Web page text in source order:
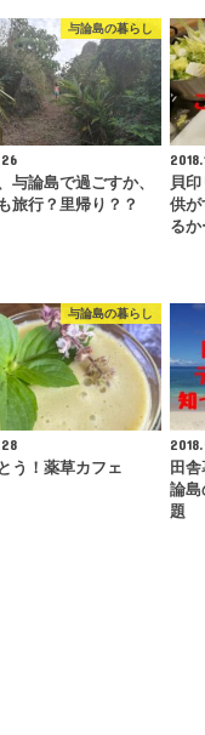
与論島の暮らし
与論島で過ごすか、
旅行？里帰り？？
貝
供が
る
与論島の暮らし
う！薬草カフェ
田
論島
題